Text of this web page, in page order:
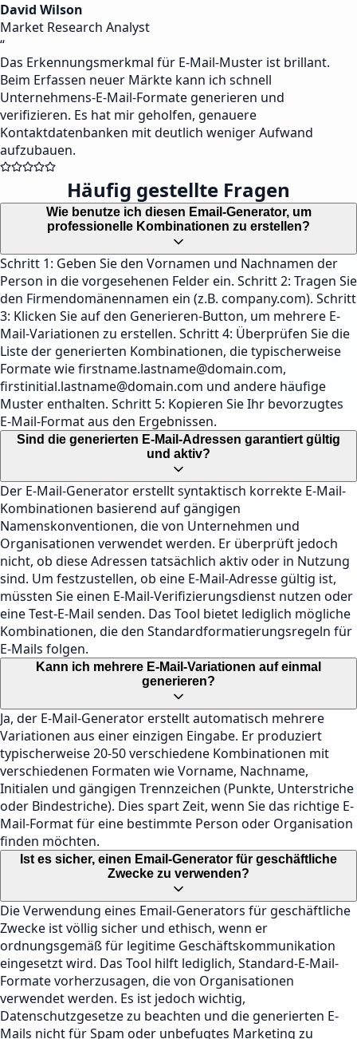
David Wilson
Market Research Analyst
“
Das Erkennungsmerkmal für E-Mail-Muster ist brillant.
Beim Erfassen neuer Märkte kann ich schnell
Unternehmens-E-Mail-Formate generieren und
verifizieren. Es hat mir geholfen, genauere
Kontaktdatenbanken mit deutlich weniger Aufwand
aufzubauen.
Häufig gestellte Fragen
Wie benutze ich diesen Email-Generator, um
professionelle Kombinationen zu erstellen?
Schritt 1: Geben Sie den Vornamen und Nachnamen der
Person in die vorgesehenen Felder ein. Schritt 2: Tragen Sie
den Firmendomänennamen ein (z.B. company.com). Schritt
3: Klicken Sie auf den Generieren-Button, um mehrere E-
Mail-Variationen zu erstellen. Schritt 4: Überprüfen Sie die
Liste der generierten Kombinationen, die typischerweise
Formate wiefirstname.lastname@domain.com,
firstinitial.lastname@domain.com und andere häufige
Muster enthalten. Schritt 5: Kopieren Sie Ihr bevorzugtes
E-Mail-Format aus den Ergebnissen.
Sind die generierten E-Mail-Adressen garantiert gültig
und aktiv?
Der E-Mail-Generator erstellt syntaktisch korrekte E-Mail-
Kombinationen basierend auf gängigen
Namenskonventionen, die von Unternehmen und
Organisationen verwendet werden. Er überprüft jedoch
nicht, ob diese Adressen tatsächlich aktiv oder in Nutzung
sind. Um festzustellen, ob eine E-Mail-Adresse gültig ist,
müssten Sie einen E-Mail-Verifizierungsdienst nutzen oder
eine Test-E-Mail senden. Das Tool bietet lediglich mögliche
Kombinationen, die den Standardformatierungsregeln für
E-Mails folgen.
Kann ich mehrere E-Mail-Variationen auf einmal
generieren?
Ja, der E-Mail-Generator erstellt automatisch mehrere
Variationen aus einer einzigen Eingabe. Er produziert
typischerweise 20-50 verschiedene Kombinationen mit
verschiedenen Formaten wie Vorname, Nachname,
Initialen und gängigen Trennzeichen (Punkte, Unterstriche
oder Bindestriche). Dies spart Zeit, wenn Sie das richtige E-
Mail-Format für eine bestimmte Person oder Organisation
finden möchten.
Ist es sicher, einen Email-Generator für geschäftliche
Zwecke zu verwenden?
Die Verwendung eines Email-Generators für geschäftliche
Zwecke ist völlig sicher und ethisch, wenn er
ordnungsgemäß für legitime Geschäftskommunikation
eingesetzt wird. Das Tool hilft lediglich, Standard-E-Mail-
Formate vorherzusagen, die von Organisationen
verwendet werden. Es ist jedoch wichtig,
Datenschutzgesetze zu beachten und die generierten E-
Mails nicht für Spam oder unbefugtes Marketing zu